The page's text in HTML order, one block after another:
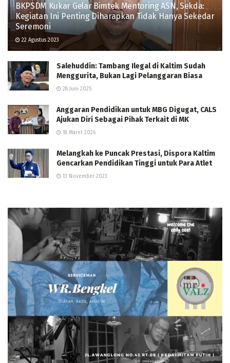
BKPSDM Kukar Gelar Bimtek Mentoring ASN, Sekda:
Kegiatan Ini Penting Diharapkan Tidak Hanya Sekedar
Seremoni
22 Agustus 2023
Salehuddin: Tambang Ilegal di Kaltim Sudah
Menggurita, Bukan Lagi Pelanggaran Biasa
28 Juni 2025
Anggaran Pendidikan untuk MBG Digugat, CALS
Ajukan Diri Sebagai Pihak Terkait di MK
18 Maret 2026
Melangkah ke Puncak Prestasi, Dispora Kaltim
Gencarkan Pendidikan Tinggi untuk Para Atlet
13 November 2023